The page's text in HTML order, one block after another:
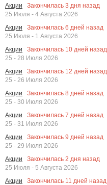
Акции
Закончилась 3 дня назад
25 Июля - 4 Августа 2026
Акции
Закончилась 6 дней назад
25 Июля - 1 Августа 2026
Акции
Закончилась 10 дней назад
25 - 28 Июля 2026
Акции
Закончилась 12 дней назад
25 - 26 Июля 2026
Акции
Закончилась 8 дней назад
25 - 30 Июля 2026
Акции
Закончилась 7 дней назад
25 - 31 Июля 2026
Акции
Закончилась 9 дней назад
25 - 29 Июля 2026
Акции
Закончилась 2 дня назад
25 Июля - 5 Августа 2026
Акции
Закончилась 11 дней назад